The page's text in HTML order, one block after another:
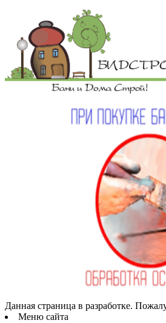
Данная страница в разработке.
Меню сайта